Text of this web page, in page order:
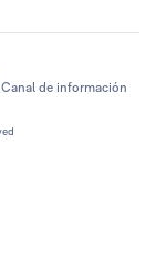
Canal de información